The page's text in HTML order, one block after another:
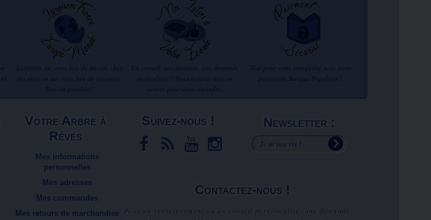
Votre Arbre à
Rêves
Mes informations
personnelles
Mes adresses
Mes commandes
Mes retours de marchandise
Suivez-nous ! Newsletter :
Contactez-nous !
Pour un renseignement ou un conseil personnalisé, une demande